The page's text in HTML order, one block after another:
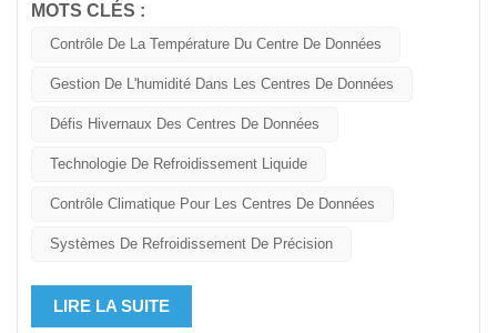
température et l’humidité ont un impact significatif sur le
fonctionnement stable des centres de données. À l’approche
augmentent les besoins en refroidissement. Pour garantir une
conditions optimales à l’intérieur des centres de données. Cet
article explore les défis de la gestion de la température et de
produits prennent en charge ces environnements de manière
fiable. Défis de gestion de la température et de l’humidité en
hiver dans les centres de données Air sec en hiver : le
MOTS CLÉS :
Contrôle De La Température Du Centre De Données
Gestion De L'humidité Dans Les Centres De Données
Défis Hivernaux Des Centres De Données
Technologie De Refroidissement Liquide
Contrôle Climatique Pour Les Centres De Données
Systèmes De Refroidissement De Précision
LIRE LA SUITE